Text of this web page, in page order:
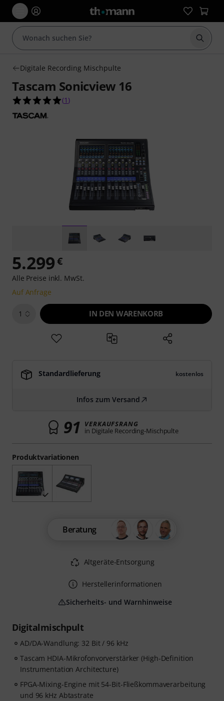
Suche
Digitale Recording Mischpulte
Tascam Sonicview 16
5.0 von 5 Sternen aus 1 Kundenbewertungen
(1 )
Digitalmischpult
AD/DA-Wandlung: 32 Bit / 96 kHz
Tascam HDIA-Mikrofonvorverstärker (High-Definition
Instrumentation Architecture)
FPGA-Mixing-Engine mit 54-Bit-Fließkommaverarbeitung
und 96 kHz Abtastrate
Produktvariationen
5.299€
Alle Preise inkl. MwSt.
Auf Anfrage
1 IN DEN WARENKORB
Standardlieferung kostenlos
Infos zum Versand
91 VERKAUFSRANG
in Digitale Recording-Mischpulte
Beratung
Altgeräte-Entsorgung
Herstellerinformationen
Sicherheits- und Warnhinweise